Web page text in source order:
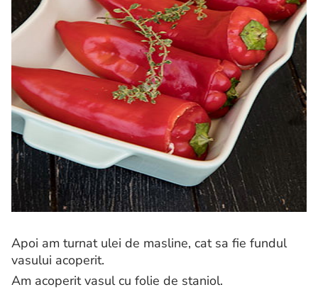
Apoi am turnat ulei de masline, cat sa fie fundul
vasului acoperit.
Am acoperit vasul cu folie de staniol.